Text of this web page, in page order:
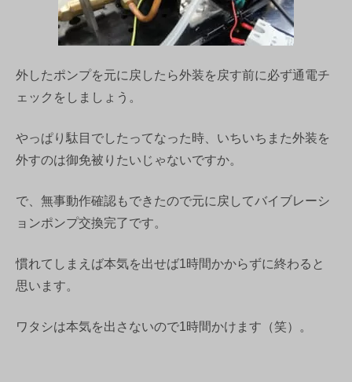
外したポンプを元に戻したら外装を戻す前に必ず通電チ
ェックをしましょう。
やっぱり駄目でしたってなった時、いちいちまた外装を
外すのは御免被りたいじゃないですか。
で、無事動作確認もできたので元に戻してバイブレーシ
ョンポンプ交換完了です。
慣れてしまえば本気を出せば1時間かからずに終わると
思います。
ワタシは本気を出さないので1時間かけます（笑）。